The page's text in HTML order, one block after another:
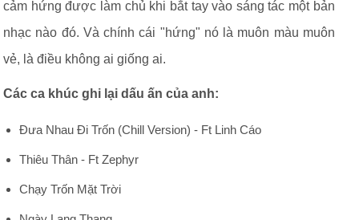
cảm hứng được làm chủ khi bắt tay vào sáng tác một bản
nhạc nào đó. Và chính cái "hứng" nó là muôn màu muôn
vẻ, là điều không ai giống ai.
Các ca khúc ghi lại dấu ấn của anh:
Đưa Nhau Đi Trốn (Chill Version) - Ft Linh Cáo
Thiêu Thân - Ft Zephyr
Chạy Trốn Mặt Trời